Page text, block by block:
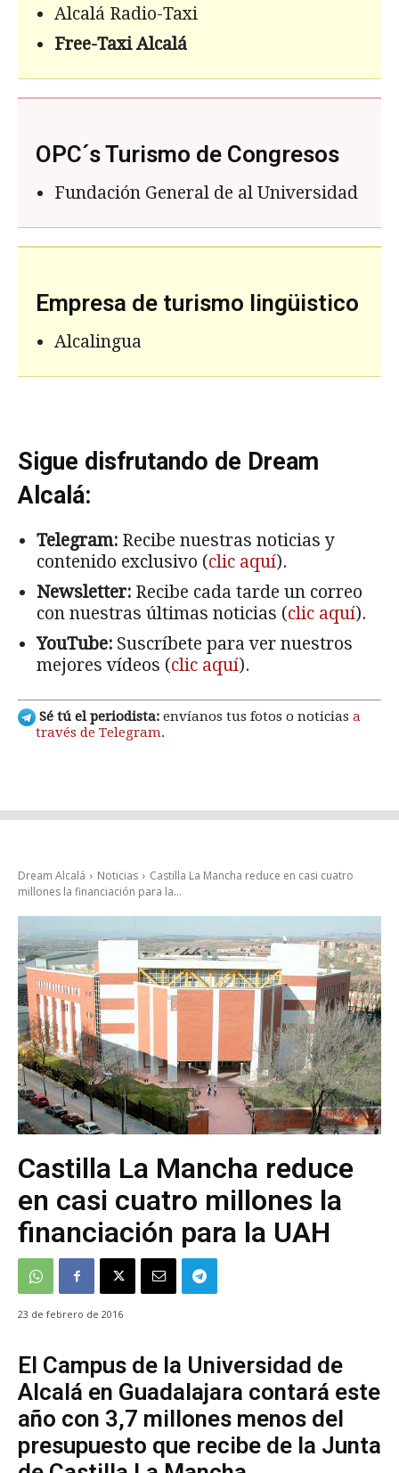
Alcalá Radio-Taxi
Free-Taxi Alcalá
OPC´s Turismo de Congresos
Fundación General de al Universidad
Empresa de turismo lingüistico
Alcalingua
Sigue disfrutando de Dream
Alcalá:
Telegram: Recibe nuestras noticias y
contenido exclusivo (clic aquí).
Newsletter: Recibe cada tarde un correo
con nuestras últimas noticias (clic aquí).
YouTube: Suscríbete para ver nuestros
mejores vídeos (clic aquí).
Sé tú el periodista: envíanos tus fotos o noticias a
través de Telegram.